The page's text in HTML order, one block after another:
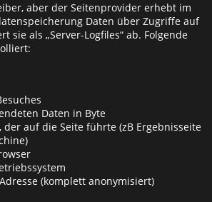
aber der Seitenprovider erhebt im
Daten über Zugriffe auf
sie als „Server-Logfiles“ ab. Folgende
Daten in Byte
der auf die Seite führte (zB Ergebnisseite
(komplett anonymisiert)